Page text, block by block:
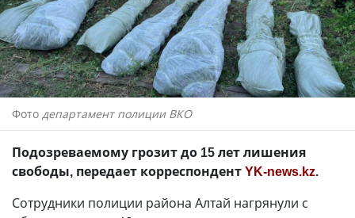
Фото департамент полиции ВКО
Подозреваемому грозит до 15 лет лишения
свободы, передает корреспондентYK-news.kz.
Сотрудники полиции района Алтай нагрянули с